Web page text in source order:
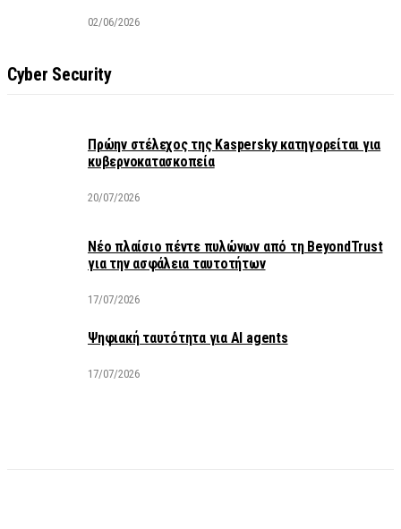
02/06/2026
Cyber Security
Πρώην στέλεχος της Kaspersky κατηγορείται για
κυβερνοκατασκοπεία
20/07/2026
Νέο πλαίσιο πέντε πυλώνων από τη BeyondTrust
για την ασφάλεια ταυτοτήτων
17/07/2026
Ψηφιακή ταυτότητα για AI agents
17/07/2026